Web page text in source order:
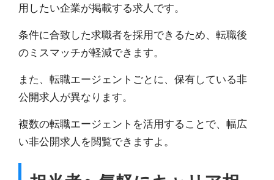
用したい企業が掲載する求人です。
条件に合致した求職者を採用できるため、転職後
のミスマッチが軽減できます。
また、転職エージェントごとに、保有している非
公開求人が異なります。
複数の転職エージェントを活用することで、幅広
い非公開求人を閲覧できますよ。